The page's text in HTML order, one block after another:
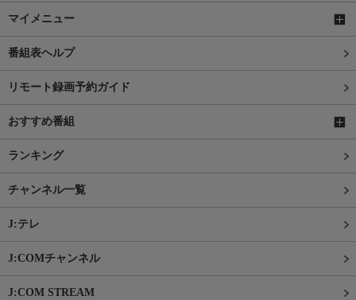
マイメニュー
番組表ヘルプ
リモート録画予約ガイド
おすすめ番組
ランキング
チャンネル一覧
J:テレ
J:COMチャンネル
J:COM STREAM